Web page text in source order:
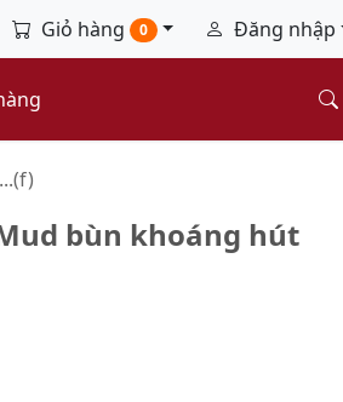
Giỏ hàng 0 Đăng nhập
bùn khoáng hút